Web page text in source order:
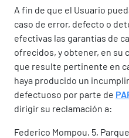
A fin de que el Usuario
caso de error, defecto o
efectivas las garantías de
ofrecidos, y obtener, en su
que resulte pertinente en
haya producido un
defectuoso por parte de
dirigir su reclamación a:
Federico Mompou, 5,